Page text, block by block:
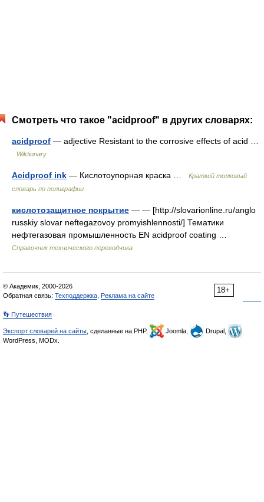
Смотреть что такое "acidproof" в других словарях:
acidproof — adjective Resistant to the corrosive effects of acid …
Wiktionary
Acidproof ink — Кислотоупорная краска …
Краткий толковый
словарь по полиграфии
кислотозащитное покрытие — — [http://slovarionline.ru/anglo
russkiy slovar neftegazovoy promyishlennosti/] Тематики
нефтегазовая промышленность EN acidproof coating …
Справочник технического переводчика
18+
© Академик, 2000-2026
Обратная связь: Техподдержка Реклама на сайте
👣 Путешествия
Экспорт словарей на сайты , сделанные на PHP, Joomla,
Drupal,
WordPress, MODx.